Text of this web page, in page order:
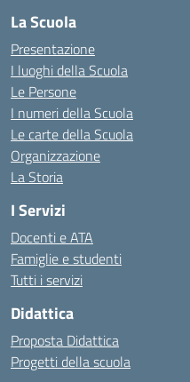
La Scuola
Presentazione
I luoghi della Scuola
Le Persone
I numeri della Scuola
Le carte della Scuola
Organizzazione
La Storia
I Servizi
Docenti e ATA
Famiglie e studenti
Tutti i servizi
Didattica
Proposta Didattica
Progetti della scuola